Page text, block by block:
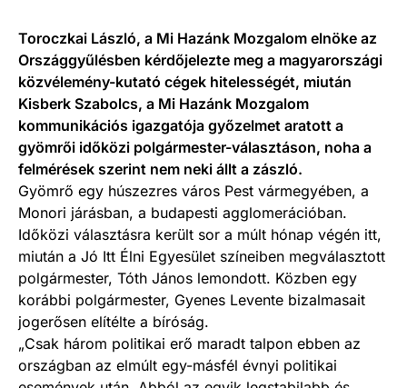
Toroczkai László, a Mi Hazánk Mozgalom elnöke az
Országgyűlésben kérdőjelezte meg a magyarországi
közvélemény-kutató cégek hitelességét, miután
Kisberk Szabolcs, a Mi Hazánk Mozgalom
kommunikációs igazgatója győzelmet aratott a
gyömrői időközi polgármester-választáson, noha a
felmérések szerint nem neki állt a zászló.
Gyömrő egy húszezres város Pest vármegyében, a
Monori járásban, a budapesti agglomerációban.
Időközi választásra került sor a múlt hónap végén itt,
miután a Jó Itt Élni Egyesület színeiben megválasztott
polgármester, Tóth János lemondott. Közben egy
korábbi polgármester, Gyenes Levente bizalmasait
jogerősen elítélte a bíróság.
„Csak három politikai erő maradt talpon ebben az
országban az elmúlt egy-másfél évnyi politikai